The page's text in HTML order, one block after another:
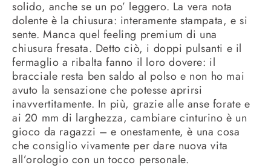
solido, anche se un po’ leggero. La vera nota
dolente è la chiusura: interamente stampata, e si
sente. Manca quel feeling premium di una
chiusura fresata. Detto ciò, i doppi pulsanti e il
fermaglio a ribalta fanno il loro dovere: il
bracciale resta ben saldo al polso e non ho mai
avuto la sensazione che potesse aprirsi
inavvertitamente. In più, grazie alle anse forate e
ai 20 mm di larghezza, cambiare cinturino è un
gioco da ragazzi – e onestamente, è una cosa
che consiglio vivamente per dare nuova vita
all’orologio con un tocco personale.